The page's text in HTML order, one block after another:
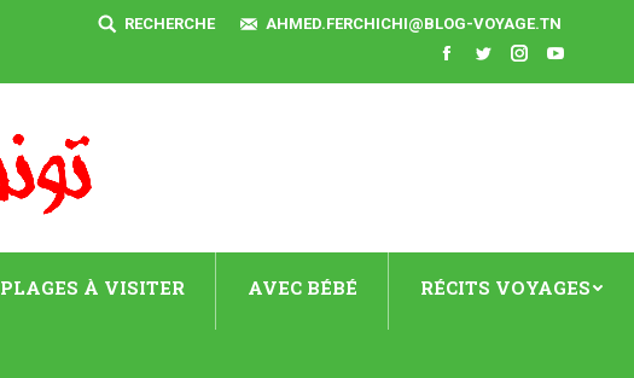
SEARCH:
RECHERCHE AHMED.FERCHICHI@BLOG-VOYAGE.TN
Facebook
TwitterInstagram
PLAGES À VISITER AVEC BÉBÉ RÉCITS VOYAGES